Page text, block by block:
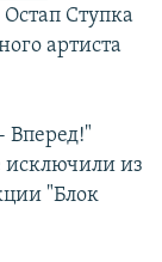
Ступка
артиста
Вперед!"
исключили из
"Блок